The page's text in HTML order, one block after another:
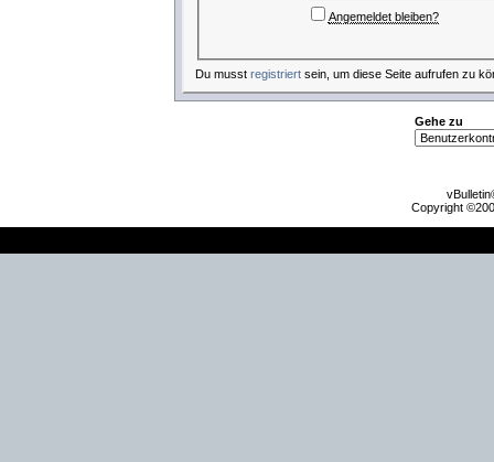
Angemeldet bleiben?
Du musst registriertsein, um diese Seite aufrufen zu
Gehe zu
Copyright